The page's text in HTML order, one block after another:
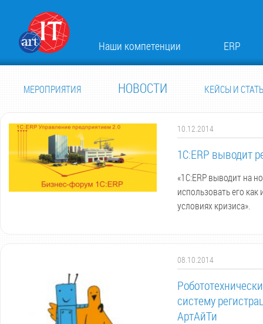
Наши компетенции ERP
МЕРОПРИЯТИЯ НОВОСТИ КЕЙСЫ И
10.12.2014
1С:ERP выводит
«1С:ERP выводит на
использовать его
условиях кризиса».
08.10.2014
систему
АртАйТи